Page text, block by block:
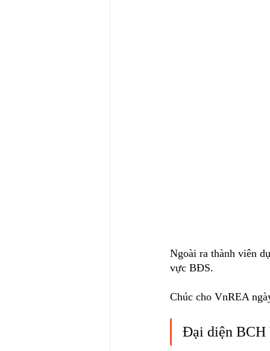
Ngoài ra thành viên
vực BĐS.
Chúc cho VnREA
Đại diện BCH